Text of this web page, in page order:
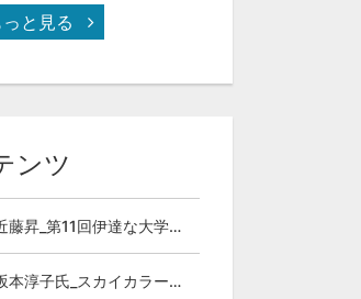
っと見る
ンツ
近藤昇_第11回伊達な大学院セミナー
坂本淳子氏_スカイカラー人材とは